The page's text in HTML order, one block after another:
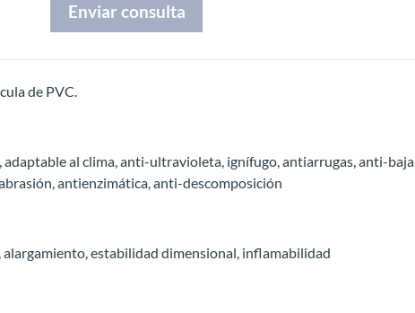
Enviar consulta
de PVC.
al clima, anti-ultravioleta, ignífugo, antiarrugas, anti-baja
antienzimática, anti-descomposición
alargamiento, estabilidad dimensional, inflamabilidad